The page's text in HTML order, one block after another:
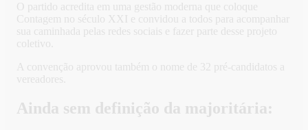
O partido acredita em uma gestão moderna que coloque
Contagem no século XXI e convidou a todos para acompanhar
sua caminhada pelas redes sociais e fazer parte desse projeto
coletivo.
A convenção aprovou também o nome de 32 pré-candidatos a
vereadores.
Ainda sem definição da majoritária: